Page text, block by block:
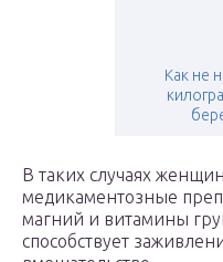
Как не
В таких случаях
медикаментозные
магний и витамины
способствует